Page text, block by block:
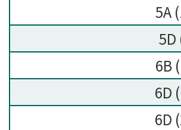
5A
5D
6B
6D
6D